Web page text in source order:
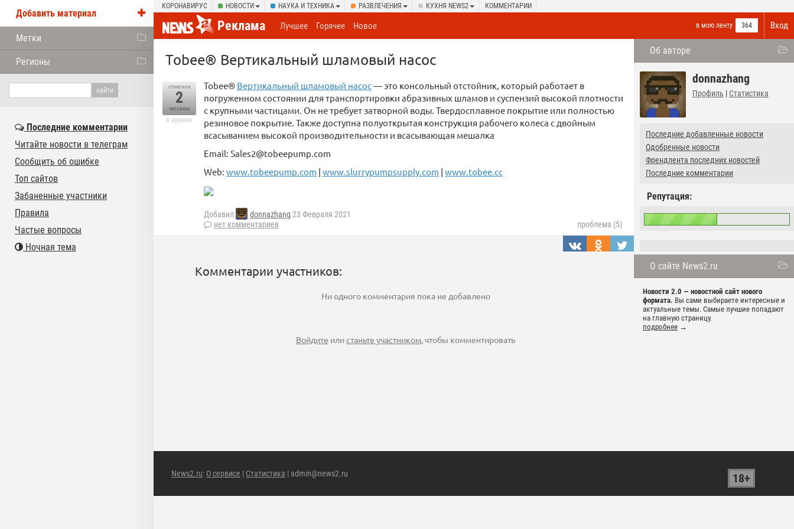
КОРОНАВИРУС НОВОСТИ НАУКА И ТЕХНИКА РАЗВЛЕЧЕНИЯ КУХНЯ NEWS2 КОММЕНТАРИИ
Вход
Реклама в мою ленту 364
Лучшее Горячее Новое
Об авторе
donnazhang
Профиль | Статистика
Последние добавленные новости
Одобренные новости
Френдлента последних новостей
Последние комментарии
Репутация:
О сайте News2.ru
Новости 2.0 — новостной сайт нового
формата. Вы сами выбираете интересные и
актуальные темы. Самые лучшие попадают
на главную страницу.
подробнее →
Tobee® Вертикальный шламовый насос
отметили
2
человека
в архиве
Tobee® Вертикальный шламовый насос— это консольный отстойник, который работает в
погруженном состоянии для транспортировки абразивных шламов и суспензий высокой плотности
с крупными частицами. Он не требует затворной воды. Твердосплавное покрытие или полностью
резиновое покрытие. Также доступна полуоткрытая конструкция рабочего колеса с двойным
всасыванием высокой производительности и всасывающая мешалка
Email: Sales2@tobeepump.com
Web: www.tobeepump.com | www.slurrypumpsupply.com | www.tobee.cc
Добавил donnazhang 23 Февраля 2021
нет комментариев
проблема (5)
Комментарии участников:
Ни одного комментария пока не добавлено
Войдите илистаньте участником, чтобы комментировать
News2.ru: О сервисе | Статистика | admin@news2.ru 18+
Добавить материал
Метки
Регионы
Последние комментарии
Читайте новости в телеграм
Сообщить об ошибке
Топ сайтов
Забаненные участники
Правила
Частые вопросы
Ночная тема